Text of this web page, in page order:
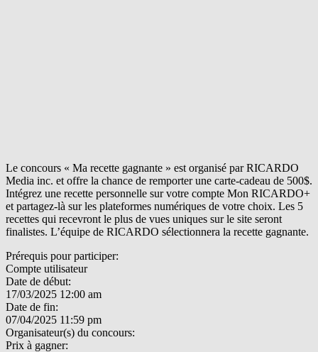
Le concours « Ma recette gagnante » est organisé par RICARDO
Media inc. et offre la chance de remporter une carte-cadeau de 500$.
Intégrez une recette personnelle sur votre compte Mon RICARDO+
et partagez-là sur les plateformes numériques de votre choix. Les 5
recettes qui recevront le plus de vues uniques sur le site seront
finalistes. L’équipe de RICARDO sélectionnera la recette gagnante.
Prérequis pour participer:
Compte utilisateur
Date de début:
17/03/2025 12:00 am
Date de fin:
07/04/2025 11:59 pm
Organisateur(s) du concours:
Prix à gagner: